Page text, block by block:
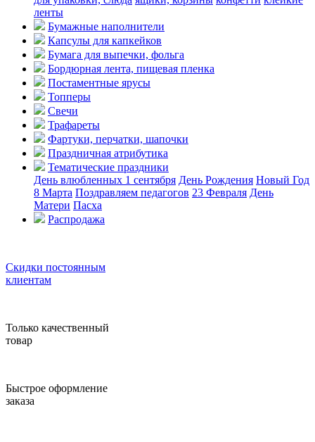
ленты
Бумажные наполнители
Капсулы для капкейков
Бумага для выпечки, фольга
Бордюрная лента, пищевая пленка
Постаментные ярусы
Топперы
Свечи
Трафареты
Фартуки, перчатки, шапочки
Праздничная атрибутика
Тематические праздники
День влюбленных 1 сентября День Рождения Новый Год
8 Марта Поздравляем педагогов 23 Февраля День
Матери Пасха
Распродажа
Скидки постоянным
клиентам
Только качественный
товар
Быстрое оформление
заказа